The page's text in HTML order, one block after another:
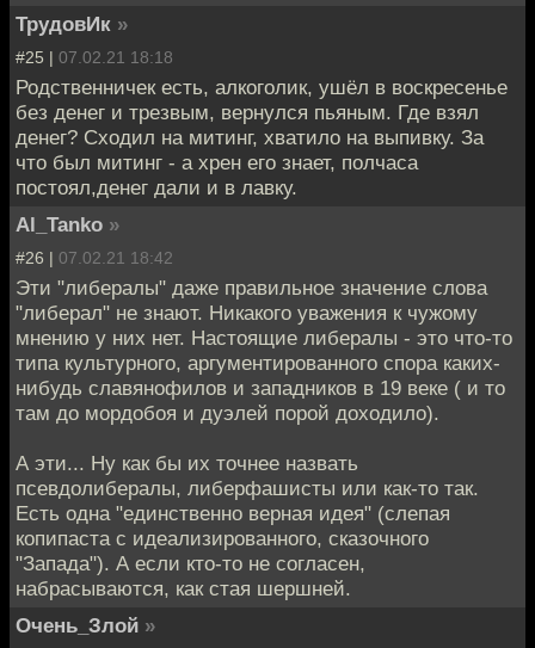
ТрудовИк »
#25 | 07.02.21 18:18
Родственничек есть, алкоголик, ушёл в воскресенье
без денег и трезвым, вернулся пьяным. Где взял
денег? Сходил на митинг, хватило на выпивку. За
что был митинг - а хрен его знает, полчаса
постоял,денег дали и в лавку.
Al_Tanko »
#26 | 07.02.21 18:42
Эти "либералы" даже правильное значение слова
"либерал" не знают. Никакого уважения к чужому
мнению у них нет. Настоящие либералы - это что-то
типа культурного, аргументированного спора каких-
нибудь славянофилов и западников в 19 веке ( и то
там до мордобоя и дуэлей порой доходило).
А эти... Ну как бы их точнее назвать
псевдолибералы, либерфашисты или как-то так.
Есть одна "единственно верная идея" (слепая
копипаста с идеализированного, сказочного
"Запада"). А если кто-то не согласен,
набрасываются, как стая шершней.
Очень_Злой »